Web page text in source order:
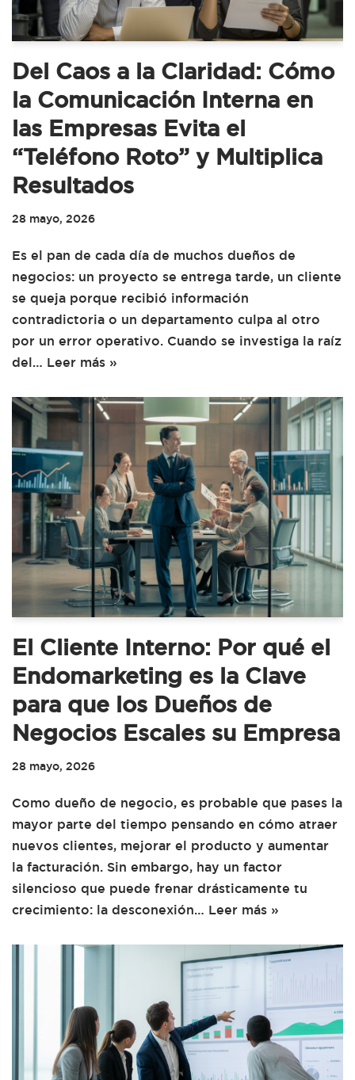
Del Caos a la Claridad: Cómo
la Comunicación Interna en
las Empresas Evita el
“Teléfono Roto” y Multiplica
Resultados
28 mayo, 2026
Es el pan de cada día de muchos dueños de
negocios: un proyecto se entrega tarde, un cliente
se queja porque recibió información
contradictoria o un departamento culpa al otro
por un error operativo. Cuando se investiga la raíz
del… Leer más »
El Cliente Interno: Por qué el
Endomarketing es la Clave
para que los Dueños de
Negocios Escales su Empresa
28 mayo, 2026
Como dueño de negocio, es probable que pases la
mayor parte del tiempo pensando en cómo atraer
nuevos clientes, mejorar el producto y aumentar
la facturación. Sin embargo, hay un factor
silencioso que puede frenar drásticamente tu
crecimiento: la desconexión… Leer más »